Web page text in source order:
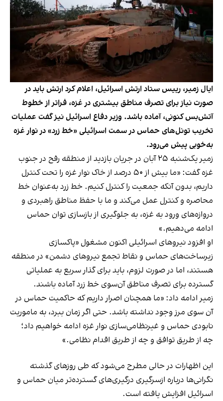
ایال زمیر، رییس ستاد ارتش اسرائیل، اعلام کرد ارتش باید در
صورت نیاز برای تصرف مناطق بیشتری در غزه، فراتر از خطوط
آتش‌بس کنونی، آماده باشد. وزیر دفاع اسرائیل نیز گفت عملیات
تخریب تونل‌های حماس در سمت اسرائیلی «خط زرد» در نوار غزه
به‌خوبی پیش می‌رود.
زمیر یک‌شنبه ۲۵ آبان در جریان بازدید از منطقه رفح در جنوب
غزه گفت: «ما بیش از ۵۰ درصد از خاک نوار غزه را تحت کنترل
داریم، بدون آنکه جمعیت را کنترل کنیم. خط زرد به‌عنوان خط
محاصره و کنترل عمل می‌کند و ما با حفظ مناطق راهبردی و
دروازه‌های ورود به غزه، به جلوگیری از بازسازی توان حماس
ادامه می‌دهیم.»
او افزود نیروهای اسرائیلی اکنون مشغول «پاکسازی
زیرساخت‌های حماس و نقاط تجمع نیروهای دشمن» در منطقه
هستند، اما در صورت لزوم، باید برای گذار سریع به عملیاتی
گسترده برای تصرف مناطق آن‌سوی خط زرد آماده باشند.
زمیر ادامه داد: «ما همچنان اصرار داریم که حاکمیت حماس در
آن سوی مرز وجود نداشته باشد. حتی اگر زمان ببرد، به ماموریت
نابودی حماس و غیرنظامی‌سازی نوار غزه ادامه خواهیم داد؛
چه از طریق توافق و چه از طریق اقدام نظامی.»
این اظهارات در حالی مطرح می‌شود که طی روزهای گذشته
نگرانی‌ها درباره ازسرگیری درگیری‌های گسترده‌تر میان حماس و
اسرائیل افزایش یافته است.